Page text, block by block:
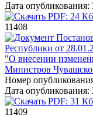
Дата опубликования:
PDF: 24 Кб
11408
Республики от
"О внесении
Министров
Номер
Дата опубликования:
PDF: 31 Кб
11409